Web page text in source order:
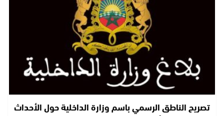
تصريح الناطق الرسمي باسم وزارة الداخلية حول الأحداث